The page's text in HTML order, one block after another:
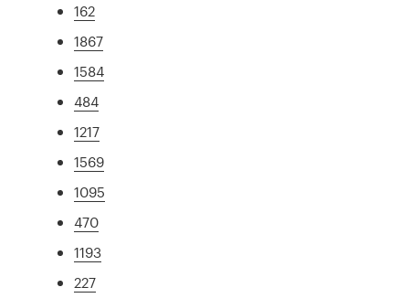
162
1867
1584
484
1217
1569
1095
470
1193
227